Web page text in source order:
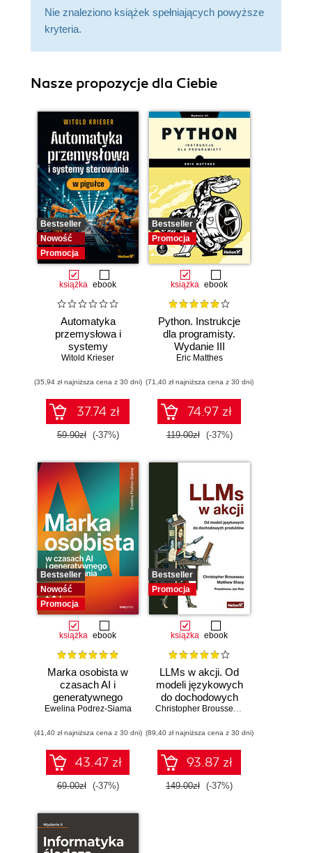
Nie znaleziono książek spełniających powyższe
kryteria.
Nasze propozycje dla Ciebie
Bestseller
Nowość
Promocja
książka ebook
Automatyka
przemysłowa i
systemy
sterowania w
Witold Krieser
(35,94 zł najniższa cena z 30 dni)
37.74 zł
59.90zł (-37%)
Bestseller
Promocja
książka ebook
Python. Instrukcje
dla programisty.
Wydanie III
Eric Matthes
(71,40 zł najniższa cena z 30 dni)
74.97 zł
119.00zł (-37%)
Bestseller
Nowość
Promocja
książka ebook
Marka osobista w
czasach AI i
generatywnego
wyszukiwania
Ewelina Podrez-Siama
(41,40 zł najniższa cena z 30 dni)
43.47 zł
69.00zł (-37%)
Bestseller
Promocja
książka ebook
LLMs w akcji. Od
modeli językowych
do dochodowych
produktów
Christopher Brousseau
(89,40 zł najniższa cena z 30 dni)
93.87 zł
149.00zł (-37%)